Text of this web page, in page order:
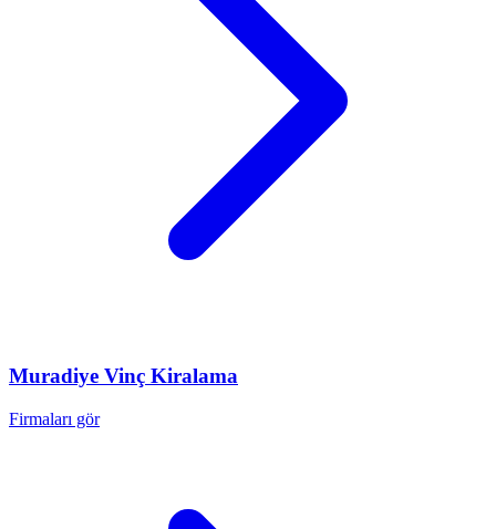
Muradiye Vinç Kiralama
Firmaları gör